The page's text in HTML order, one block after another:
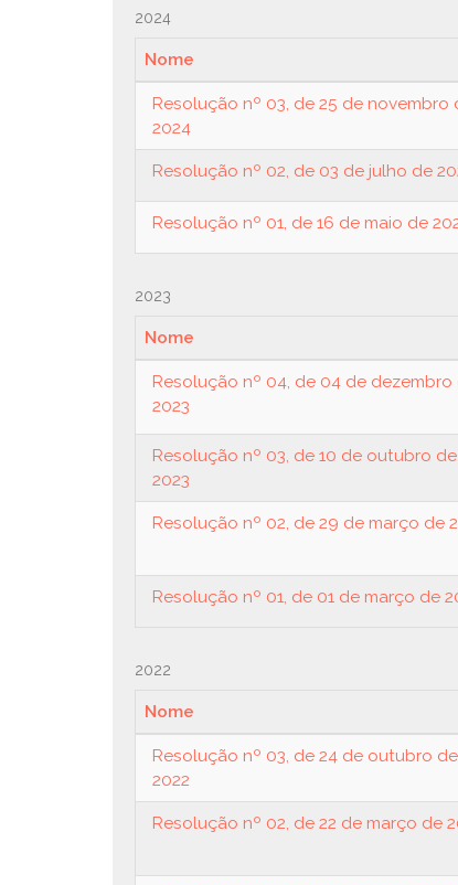
2024
Nome
Resolução nº 03, de 25 de novembro
2024
Resolução nº 02, de 03 de julho de
Resolução nº 01, de 16 de maio de
2023
Nome
Resolução nº 04, de 04 de dezembro
2023
Resolução nº 03, de 10 de outubro de
2023
Resolução nº 02, de 29 de março de
Resolução nº 01, de 01 de março de
2022
Nome
Resolução nº 03, de 24 de outubro de
2022
Resolução nº 02, de 22 de março de